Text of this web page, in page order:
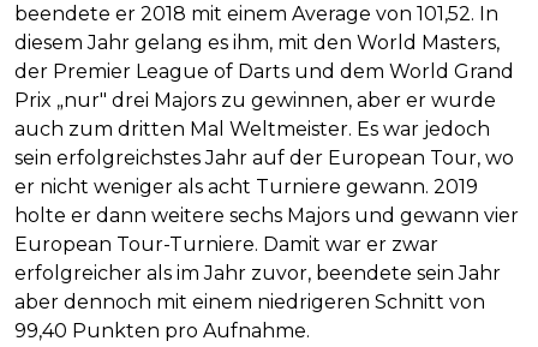
beendete er 2018 mit einem Average von 101,52. In
diesem Jahr gelang es ihm, mit den World Masters,
der Premier League of Darts und dem World Grand
Prix „nur" drei Majors zu gewinnen, aber er wurde
auch zum dritten Mal Weltmeister. Es war jedoch
sein erfolgreichstes Jahr auf der European Tour, wo
er nicht weniger als acht Turniere gewann. 2019
holte er dann weitere sechs Majors und gewann vier
European Tour-Turniere. Damit war er zwar
erfolgreicher als im Jahr zuvor, beendete sein Jahr
aber dennoch mit einem niedrigeren Schnitt von
99,40 Punkten pro Aufnahme.